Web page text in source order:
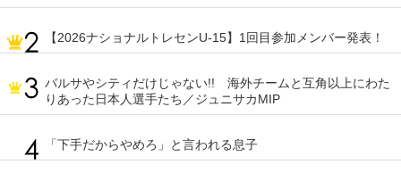
【2026ナショナルトレセンU-15】1回目参加メンバー発表！
バルサやシティだけじゃない!! 海外チームと互角以上にわた
りあった日本人選手たち／ジュニサカMIP
「下手だからやめろ」と言われる息子